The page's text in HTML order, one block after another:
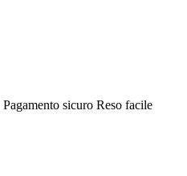
Pagamento sicuro Reso facile